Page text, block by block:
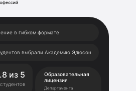
в гибком формате
выбрали Академию Эдюсон
Образовательная
лицензия
Департамента
из 5